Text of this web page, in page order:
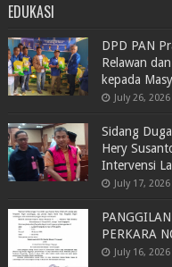
EDUKASI
DPD PAN
Relawan
kepada
July 26, 2026
Sidang
Hery
Intervensi
July 17, 2026
PERKARA
July 16, 2026